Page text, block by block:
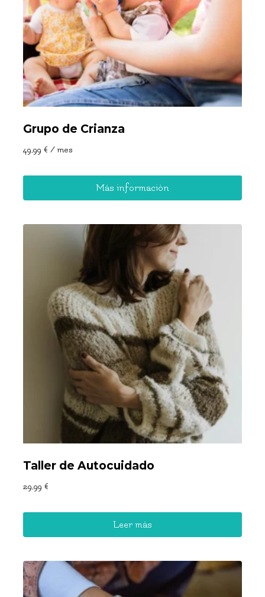
Grupo de Crianza
49,99 € / mes
Más información
Taller de Autocuidado
29,99 €
Leer más